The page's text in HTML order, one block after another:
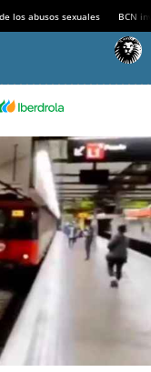
los abusos sexuales BCN